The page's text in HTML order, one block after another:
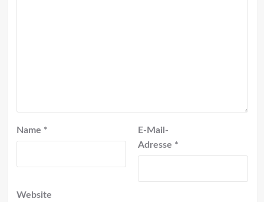
Name *
E-Mail-
Adresse *
Website